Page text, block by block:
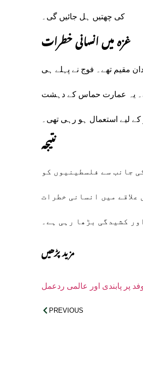
کی چھتیں ہل جائیں گی۔
غزہ میں انسانی خطرات
جہاں بے گھر خاندان مقیم تھے۔ فوج نے پہلے ہی
یہ عمارت حماس کے دہشت
لیے استعمال ہو رہی تھی۔
نتیجہ
جانب سے فلسطینیوں کو
علاقے میں انسانی خطرات
اور کشیدگی بڑھا رہی ہے۔
مزید پڑھیں
پر پابندی اور عالمی ردعمل
PREVIOUS